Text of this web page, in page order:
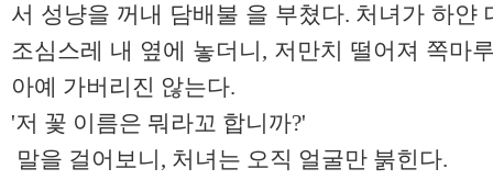
서 성냥을 꺼내 담배불 을 부쳤다. 처녀가 하얀
조심스레 내 옆에 놓더니, 저만치 떨어져 쪽마
아예 가버리진 않는다.
'저 꽃 이름은 뭐라꼬 합니까?'
말을 걸어보니, 처녀는 오직 얼굴만 붉힌다.